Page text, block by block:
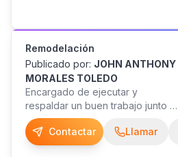
con mis servicios, me pueden
llamar o enviar whatsapp al N° ,
Maestro Tito.
Remodelación
Publicado por: JOHN ANTHONY
MORALES TOLEDO
Encargado de ejecutar y
respaldar un buen trabajo junto a
un equipo de buenos maestros
Contactar
Llamar